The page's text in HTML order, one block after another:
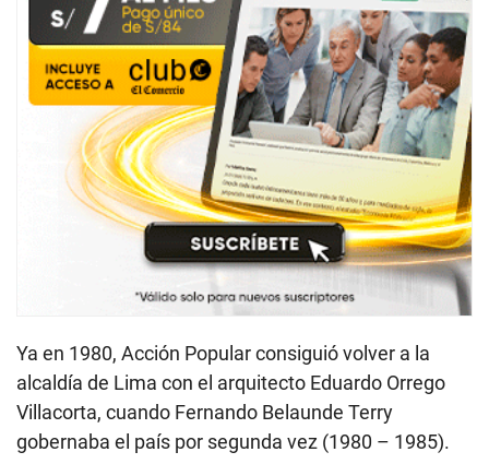
Ya en 1980, Acción Popular consiguió volver a la
alcaldía de Lima con el arquitecto Eduardo Orrego
Villacorta, cuando Fernando Belaunde Terry
gobernaba el país por segunda vez (1980 – 1985).